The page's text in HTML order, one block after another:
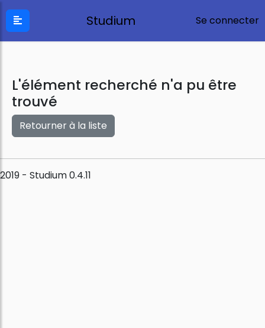
Studium Se connecter
L'élément recherché n'a pu être
trouvé
Retourner à la liste
2019 - Studium 0.4.11